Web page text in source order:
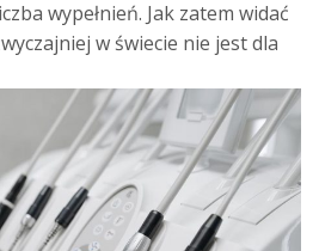
wypełnień. Jak zatem widać
w świecie nie jest dla